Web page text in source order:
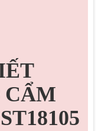
CẨM